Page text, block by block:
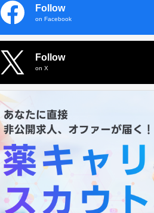
Follow
on Facebook
Follow
on X